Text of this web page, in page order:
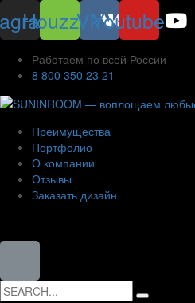
HouzzVkYoutube
Работаем по всей России
8 800 350 23 21
Преимущества
Портфолио
О компании
Отзывы
Заказать дизайн
Search